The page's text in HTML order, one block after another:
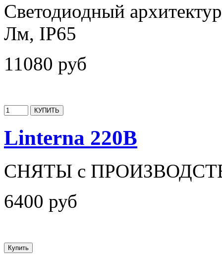
Светодиодный
Лм, IP65
11080 руб
Linterna 220В
СНЯТЫ с
6400 руб